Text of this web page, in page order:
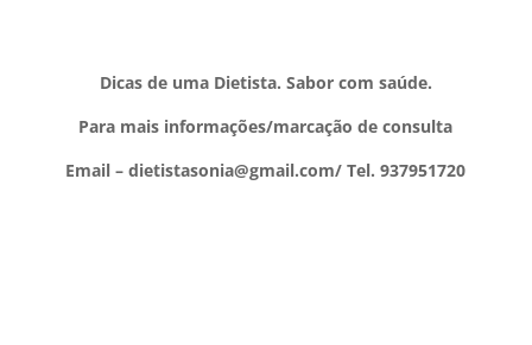
Dicas de uma Dietista. Sabor com saúde.
Para mais informações/marcação de consulta
Email –dietistasonia@gmail.com/ Tel. 937951720